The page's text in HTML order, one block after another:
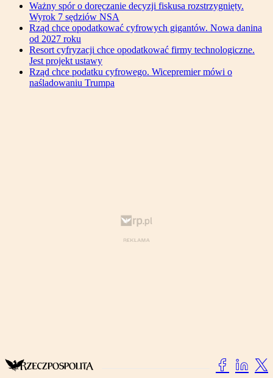
Ważny spór o doręczanie decyzji fiskusa rozstrzygnięty.
Wyrok 7 sędziów NSA
Rząd chce opodatkować cyfrowych gigantów. Nowa danina
od 2027 roku
Resort cyfryzacji chce opodatkować firmy technologiczne.
Jest projekt ustawy
Rząd chce podatku cyfrowego. Wicepremier mówi o
naśladowaniu Trumpa